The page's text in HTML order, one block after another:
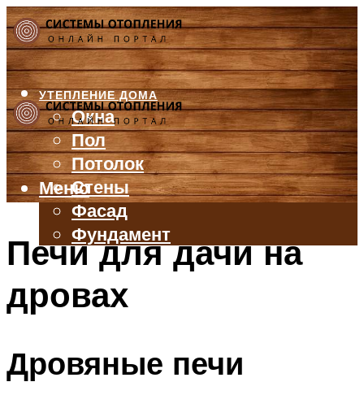
УТЕПЛЕНИЕ ДОМА
Окна
Пол
Потолок
Стены
Фасад
Фундамент
БАЛКОН И ЛОДЖИЯ
ВЕНТИЛЯЦИЯ
Меню
Печи для дачи на
дровах
Дровяные печи